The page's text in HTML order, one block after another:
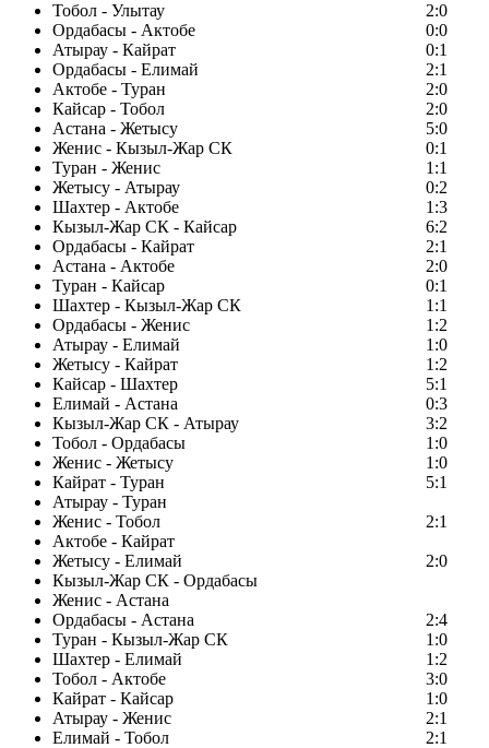
Тобол - Улытау
2:0
Ордабасы - Актобе
0:0
Атырау - Кайрат
0:1
Ордабасы - Елимай
2:1
Актобе - Туран
2:0
Кайсар - Тобол
2:0
Астана - Жетысу
5:0
Женис - Кызыл-Жар СК
0:1
Туран - Женис
1:1
Жетысу - Атырау
0:2
Шахтер - Актобе
1:3
Кызыл-Жар СК - Кайсар
6:2
Ордабасы - Кайрат
2:1
Астана - Актобе
2:0
Туран - Кайсар
0:1
Шахтер - Кызыл-Жар СК
1:1
Ордабасы - Женис
1:2
Атырау - Елимай
1:0
Жетысу - Кайрат
1:2
Кайсар - Шахтер
5:1
Елимай - Астана
0:3
Кызыл-Жар СК - Атырау
3:2
Тобол - Ордабасы
1:0
Женис - Жетысу
1:0
Кайрат - Туран
5:1
Атырау - Туран
Женис - Тобол
2:1
Актобе - Кайрат
Жетысу - Елимай
2:0
Кызыл-Жар СК - Ордабасы
Женис - Астана
Ордабасы - Астана
2:4
Туран - Кызыл-Жар СК
1:0
Шахтер - Елимай
1:2
Тобол - Актобе
3:0
Кайрат - Кайсар
1:0
Атырау - Женис
2:1
Елимай - Тобол
2:1